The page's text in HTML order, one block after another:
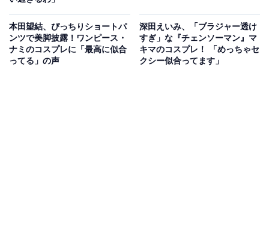
本田望結、ぴっちりショートパ
ンツで美脚披露！ワンピース・
ナミのコスプレに「最高に似合
ってる」の声
深田えいみ、「ブラジャー透け
すぎ」な『チェンソーマン』マ
キマのコスプレ！ 「めっちゃセ
クシー似合ってます」